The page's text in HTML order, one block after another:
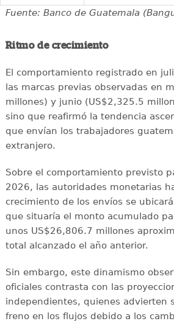
Fuente: Banco de Guatemala
Ritmo de crecimiento
El comportamiento registrado en
las marcas previas observadas en
millones) y junio (US$2,325.5
sino que reafirmó la tendencia
que envían los trabajadores
extranjero.
Sobre el comportamiento previsto
2026, las autoridades monetarias
crecimiento de los envíos se
que situaría el monto acumulado
unos US$26,806.7 millones
total alcanzado el año anterior.
Sin embargo, este dinamismo
oficiales contrasta con las
independientes, quienes advierten
freno en los flujos debido a los